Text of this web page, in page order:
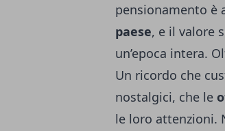
pensionamento è
paese, e il valore
un’epoca intera.
Un ricordo che
nostalgici, che le
le loro attenzioni.